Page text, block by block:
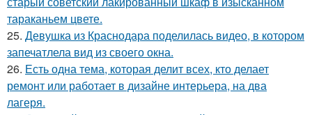
тараканьем цвете.
25. Девушка из Краснодара поделилась видео, в котором
запечатлела вид из своего окна.
26. Есть одна тема, которая делит всех, кто делает
ремонт или работает в дизайне интерьера, на два
лагеря.